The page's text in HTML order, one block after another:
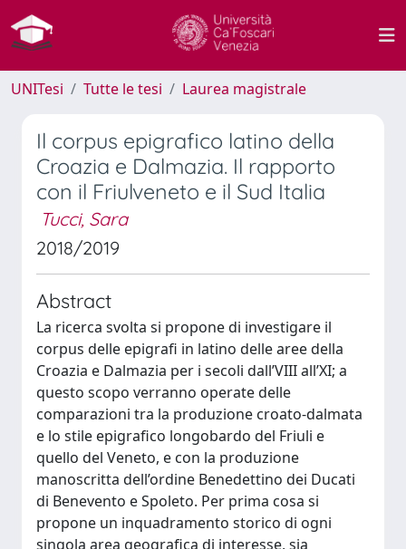
UNITesi Tutte le tesi Laurea magistrale
Il corpus epigrafico latino della
Croazia e Dalmazia. Il rapporto
con il Friulveneto e il Sud Italia
Tucci, Sara
2018/2019
Abstract
La ricerca svolta si propone di investigare il
corpus delle epigrafi in latino delle aree della
Croazia e Dalmazia per i secoli dall’VIII all’XI; a
questo scopo verranno operate delle
comparazioni tra la produzione croato-dalmata
e lo stile epigrafico longobardo del Friuli e
quello del Veneto, e con la produzione
manoscritta dell’ordine Benedettino dei Ducati
di Benevento e Spoleto. Per prima cosa si
propone un inquadramento storico di ogni
singola area geografica di interesse, sia